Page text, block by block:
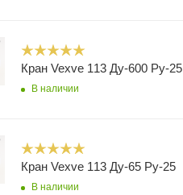
Кран Vexve 113 Ду-600 Ру-25
В наличии
Кран Vexve 113 Ду-65 Ру-25
В наличии